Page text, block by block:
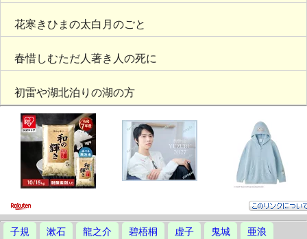
花寒きひまの太白月のごと
春惜しむただ人著き人の死に
初雷や湖北泊りの湖の方
子規 漱石 龍之介 碧梧桐 虚子 鬼城 亜浪